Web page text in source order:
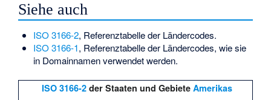
Siehe auch
ISO 3166-2, Referenztabelle der Ländercodes.
ISO 3166-1, Referenztabelle der Ländercodes, wie sie
in Domainnamen verwendet werden.
ISO 3166-2der Staaten und Gebiete Amerikas